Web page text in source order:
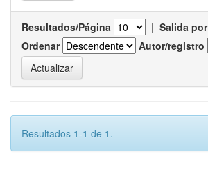
Resultados/Página | Salida por
Ordenar
Autor/registro
Resultados 1-1 de 1.